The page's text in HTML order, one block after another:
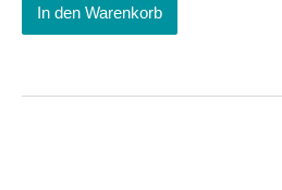
In den Warenkorb